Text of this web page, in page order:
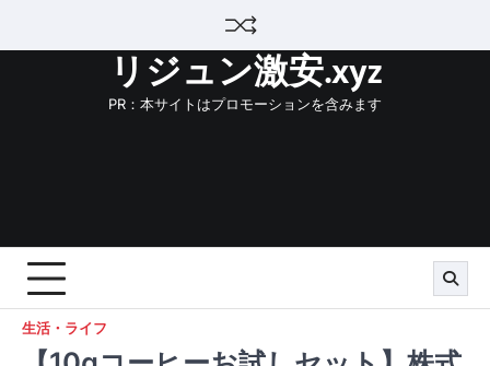
リジュン激安.xyz
PR：本サイトはプロモーションを含みます
生活・ライフ